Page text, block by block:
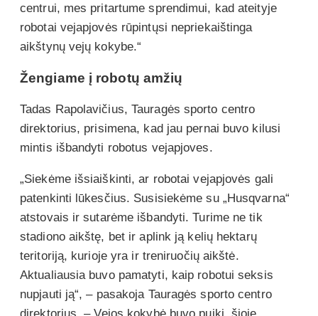
centrui, mes pritartume sprendimui, kad ateityje
robotai vejapjovės rūpintųsi nepriekaištinga
aikštynų vejų kokybe.“
Žengiame į robotų amžių
Tadas Rapolavičius, Tauragės sporto centro
direktorius, prisimena, kad jau pernai buvo kilusi
mintis išbandyti robotus vejapjoves.
„Siekėme išsiaiškinti, ar robotai vejapjovės gali
patenkinti lūkesčius. Susisiekėme su „Husqvarna“
atstovais ir sutarėme išbandyti. Turime ne tik
stadiono aikštę, bet ir aplink ją kelių hektarų
teritoriją, kurioje yra ir treniruočių aikštė.
Aktualiausia buvo pamatyti, kaip robotui seksis
nupjauti ją“, – pasakoja Tauragės sporto centro
direktorius. – Vejos kokybė buvo puiki, šioje